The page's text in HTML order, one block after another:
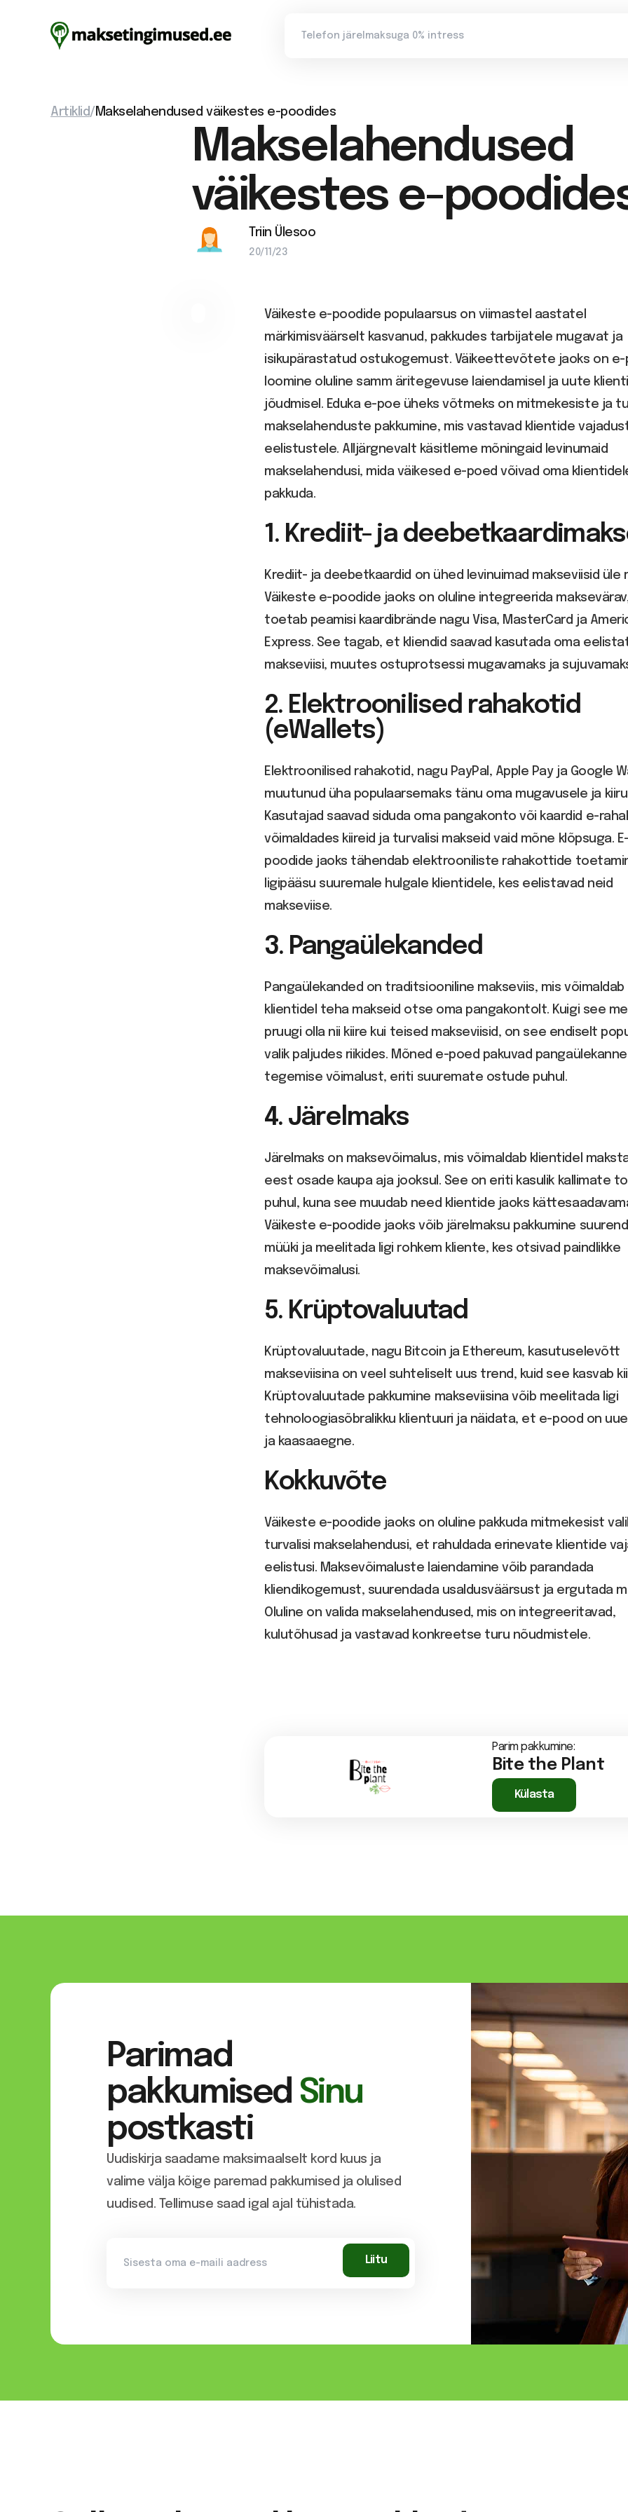
Artiklid/ Makselahendused väikestes e-poodides
Makselahendused
väikestes e-
Triin Ülesoo
20/11/23
Väikeste e-poodide populaarsus on viimastel aastatel
märkimisväärselt kasvanud, pakkudes tarbijatele mugavat ja
isikupärastatud ostukogemust. Väikeettevõtete jaoks on e-
loomine oluline samm äritegevuse laiendamisel ja uute
jõudmisel. Eduka e-poe üheks võtmeks on mitmekesiste ja
makselahenduste pakkumine, mis vastavad klientide
eelistustele. Alljärgnevalt käsitleme mõningaid levinumaid
makselahendusi, mida väikesed e-poed võivad oma
pakkuda.
1. Krediit- ja
Krediit- ja deebetkaardid on ühed levinuimad makseviisid üle
Väikeste e-poodide jaoks on oluline integreerida
toetab peamisi kaardibrände nagu Visa, MasterCard ja
Express. See tagab, et kliendid saavad kasutada oma
makseviisi, muutes ostuprotsessi mugavamaks ja
2. Elektroonilised rahakotid
(eWallets)
Elektroonilised rahakotid, nagu PayPal, Apple Pay ja Google
muutunud üha populaarsemaks tänu oma mugavusele ja
Kasutajad saavad siduda oma pangakonto või kaardid e-
võimaldades kiireid ja turvalisi makseid vaid mõne klõpsuga.
poodide jaoks tähendab elektrooniliste rahakottide
ligipääsu suuremale hulgale klientidele, kes eelistavad neid
makseviise.
3. Pangaülekanded
Pangaülekanded on traditsiooniline makseviis, mis võimaldab
klientidel teha makseid otse oma pangakontolt. Kuigi see
pruugi olla nii kiire kui teised makseviisid, on see endiselt
valik paljudes riikides. Mõned e-poed pakuvad
tegemise võimalust, eriti suuremate ostude puhul.
4. Järelmaks
Järelmaks on maksevõimalus, mis võimaldab klientidel
eest osade kaupa aja jooksul. See on eriti kasulik kallimate
puhul, kuna see muudab need klientide jaoks
Väikeste e-poodide jaoks võib järelmaksu pakkumine
müüki ja meelitada ligi rohkem kliente, kes otsivad paindlikke
maksevõimalusi.
5. Krüptovaluutad
Krüptovaluutade, nagu Bitcoin ja Ethereum, kasutuselevõtt
makseviisina on veel suhteliselt uus trend, kuid see kasvab
Krüptovaluutade pakkumine makseviisina võib meelitada ligi
tehnoloogiasõbralikku klientuuri ja näidata, et e-pood on
ja kaasaaegne.
Kokkuvõte
Väikeste e-poodide jaoks on oluline pakkuda mitmekesist
turvalisi makselahendusi, et rahuldada erinevate klientide
eelistusi. Maksevõimaluste laiendamine võib parandada
kliendikogemust, suurendada usaldusväärsust ja ergutada
Oluline on valida makselahendused, mis on integreeritavad,
kulutõhusad ja vastavad konkreetse turu nõudmistele.
Parim pakkumine:
Bite the Plant
Külasta
Parimad
pakkumised Sinu
postkasti
Uudiskirja saadame maksimaalselt kord kuus ja
valime välja kõige paremad pakkumised ja olulised
uudised. Tellimuse saad igal ajal tühistada.